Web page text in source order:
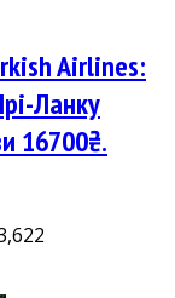
Airlines:
Ланку
16700₴.